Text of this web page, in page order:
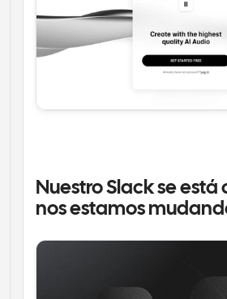
Nuestro Slack se está
nos estamos